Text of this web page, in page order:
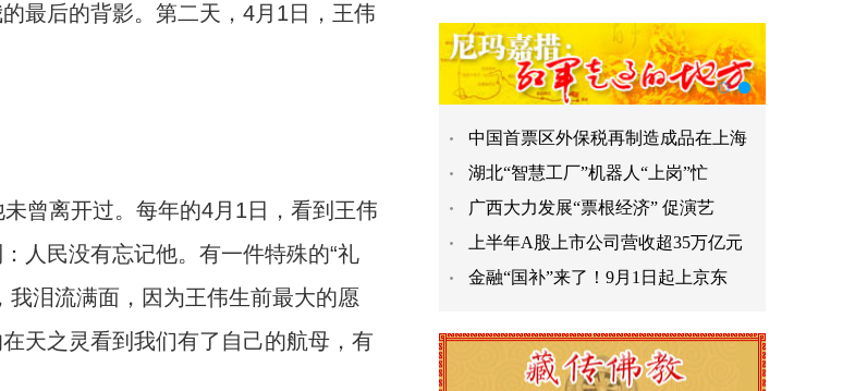
最后的背影。第二天，4月1日，王伟
曾离开过。每年的4月1日，看到王伟
人民没有忘记他。有一件特殊的“礼
泪流满面，因为王伟生前最大的愿
天之灵看到我们有了自己的航母，有
中国首票区外保税再制造成品在上海
湖北“智慧工厂”机器人“上岗”忙
广西大力发展“票根经济” 促演艺
上半年A股上市公司营收超35万亿元
金融“国补”来了！9月1日起上京东